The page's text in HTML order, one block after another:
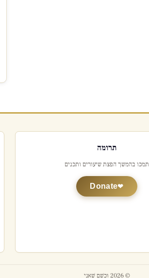
תרומה
תמכו בהמשך הפצת שיעורים ותכנים
Donate
© 2026 וּכְשֵׁם שֶׁאֲנִי